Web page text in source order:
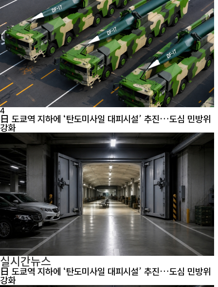
4
日 도쿄역 지하에 ‘탄도미사일 대피시설’ 추진…도심 민방위
강화
실시간뉴스
日 도쿄역 지하에 ‘탄도미사일 대피시설’ 추진…도심 민방위
강화